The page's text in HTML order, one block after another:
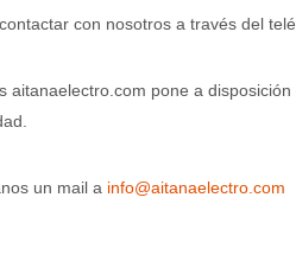
con nosotros a través del
aitanaelectro.com pone a
un mail a info@aitanaelectro.com